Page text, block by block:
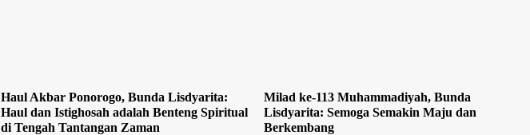
Haul Akbar Ponorogo, Bunda Lisdyarita:
Haul dan Istighosah adalah Benteng Spiritual
di Tengah Tantangan Zaman
Milad ke-113 Muhammadiyah, Bunda
Lisdyarita: Semoga Semakin Maju dan
Berkembang